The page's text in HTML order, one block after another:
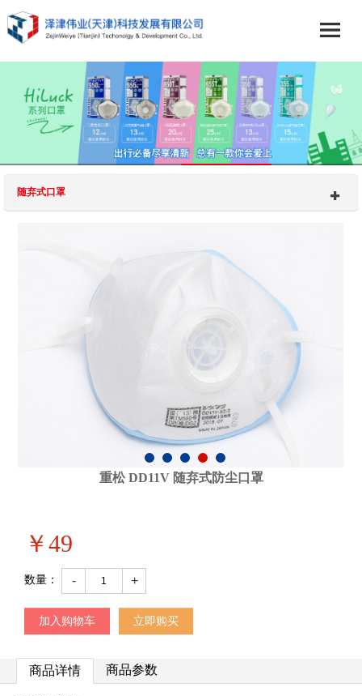
随弃式口罩
重松 DD11V 随弃式防尘口罩
￥49
数量： - +
加入购物车 立即购买
商品详情 商品参数